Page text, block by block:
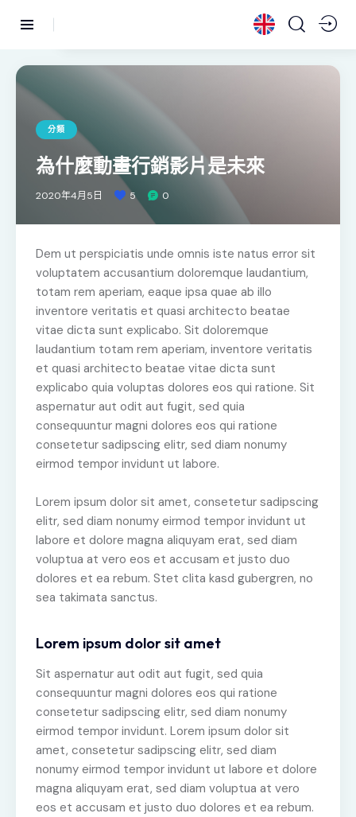
分類
為什麼動畫行銷影片是未來
2020年4月5日 5 0
Dem ut perspiciatis unde omnis iste natus error sit
voluptatem accusantium doloremque laudantium,
totam rem aperiam, eaque ipsa quae ab illo
inventore veritatis et quasi architecto beatae
vitae dicta sunt explicabo. Sit doloremque
laudantium totam rem aperiam, inventore veritatis
et quasi architecto beatae vitae dicta sunt
explicabo quia voluptas dolores eos qui ratione. Sit
aspernatur aut odit aut fugit, sed quia
consequuntur magni dolores eos qui ratione
consetetur sadipscing elitr, sed diam nonumy
eirmod tempor invidunt ut labore.
Lorem ipsum dolor sit amet, consetetur sadipscing
elitr, sed diam nonumy eirmod tempor invidunt ut
labore et dolore magna aliquyam erat, sed diam
voluptua at vero eos et accusam et justo duo
dolores et ea rebum. Stet clita kasd gubergren, no
sea takimata sanctus.
Lorem ipsum dolor sit amet
Sit aspernatur aut odit aut fugit, sed quia
consequuntur magni dolores eos qui ratione
consetetur sadipscing elitr, sed diam nonumy
eirmod tempor invidunt. Lorem ipsum dolor sit
amet, consetetur sadipscing elitr, sed diam
nonumy eirmod tempor invidunt ut labore et dolore
magna aliquyam erat, sed diam voluptua at vero
eos et accusam et justo duo dolores et ea rebum.